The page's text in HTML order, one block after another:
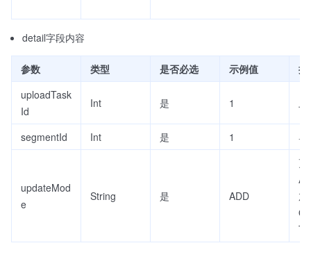
detail字段内容
参数 类型 是否必选 示例值
描
uploadTask
Id
Int 是 1
segmentId Int 是 1 导
updateMod
e
String 是 ADD
更
加